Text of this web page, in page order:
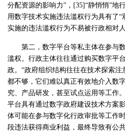
分配资源的影响力”，[35]“静悄悄”地
用数字技术实施违法滥权行为具有了
实施的违法滥权行为不易被行政相对人
第二，数字平台等私主体在参与
滥权。行政主体往往通过购买数字平
政。“政府组织结构往往在技术探索
都不够，它们难以真正有效地介入数
究、产品研发，甚至试点运用等工作
平台具有通过数字政府建设技术方案
体可能在参与数字化行政审批等工作
段违法获得商业利益，最终导致有公